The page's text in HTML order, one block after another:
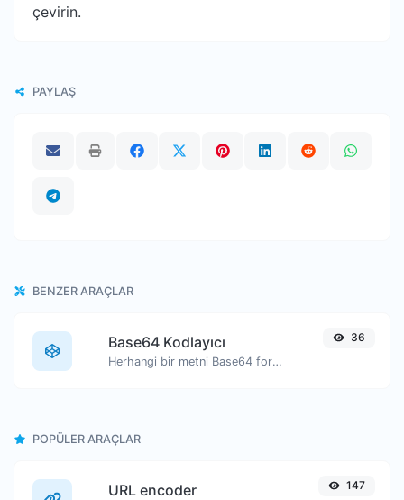
çevirin.
PAYLAŞ
BENZER ARAÇLAR
Base64 Kodlayıcı
Herhangi bir metni Base64 formatında kodlayın.
36
POPÜLER ARAÇLAR
URL encoder 147